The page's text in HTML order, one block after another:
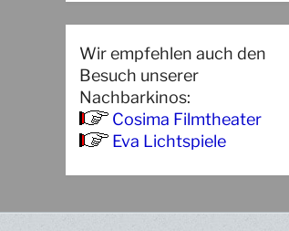
Wir empfehlen auch den
Besuch unserer
Nachbarkinos:
Cosima Filmtheater
Eva Lichtspiele